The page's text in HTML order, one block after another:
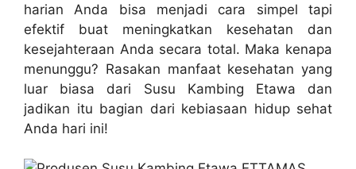
harian Anda bisa menjadi cara simpel tapi
efektif buat meningkatkan kesehatan dan
kesejahteraan Anda secara total. Maka kenapa
menunggu? Rasakan manfaat kesehatan yang
luar biasa dari Susu Kambing Etawa dan
jadikan itu bagian dari kebiasaan hidup sehat
Anda hari ini!